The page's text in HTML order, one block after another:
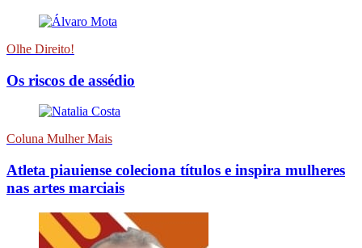
Olhe Direito!
Os riscos de assédio
Coluna Mulher Mais
Atleta piauiense coleciona títulos e inspira mulheres
nas artes marciais